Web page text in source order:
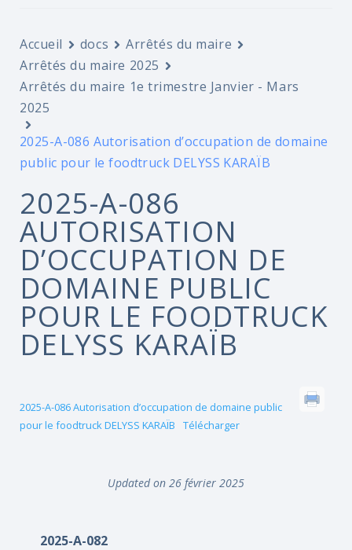
Accueil docs
Arrêtés du maire
Arrêtés du maire 2025
Arrêtés du maire 1e trimestre Janvier - Mars
2025
2025-A-086 Autorisation d’occupation de domaine
public pour le foodtruck DELYSS KARAÏB
2025-A-086
AUTORISATION
D’OCCUPATION DE
DOMAINE PUBLIC
POUR LE FOODTRUCK
DELYSS KARAÏB
2025-A-086 Autorisation d’occupation de domaine public
pour le foodtruck DELYSS KARAÏB
Télécharger
Updated on 26 février 2025
2025-A-082